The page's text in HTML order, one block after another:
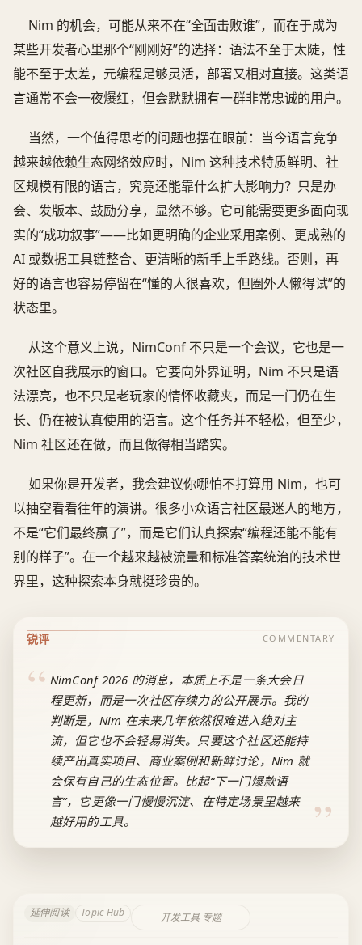
Nim 的机会，可能从来不在“全面击败谁”，而在于成为
某些开发者心里那个“刚刚好”的选择：语法不至于太陡，性
能不至于太差，元编程足够灵活，部署又相对直接。这类语
言通常不会一夜爆红，但会默默拥有一群非常忠诚的用户。
当然，一个值得思考的问题也摆在眼前：当今语言竞争
越来越依赖生态网络效应时，Nim 这种技术特质鲜明、社
区规模有限的语言，究竟还能靠什么扩大影响力？只是办
会、发版本、鼓励分享，显然不够。它可能需要更多面向现
实的“成功叙事”——比如更明确的企业采用案例、更成熟的
AI 或数据工具链整合、更清晰的新手上手路线。否则，再
好的语言也容易停留在“懂的人很喜欢，但圈外人懒得试”的
状态里。
从这个意义上说，NimConf 不只是一个会议，它也是一
次社区自我展示的窗口。它要向外界证明，Nim 不只是语
法漂亮，也不只是老玩家的情怀收藏夹，而是一门仍在生
长、仍在被认真使用的语言。这个任务并不轻松，但至少，
Nim 社区还在做，而且做得相当踏实。
如果你是开发者，我会建议你哪怕不打算用 Nim，也可
以抽空看看往年的演讲。很多小众语言社区最迷人的地方，
不是“它们最终赢了”，而是它们认真探索“编程还能不能有
别的样子”。在一个越来越被流量和标准答案统治的技术世
界里，这种探索本身就挺珍贵的。
锐评 COMMENTARY
NimConf 2026 的消息，本质上不是一条大会日
程更新，而是一次社区存续力的公开展示。我的
判断是，Nim 在未来几年依然很难进入绝对主
流，但它也不会轻易消失。只要这个社区还能持
续产出真实项目、商业案例和新鲜讨论，Nim 就
会保有自己的生态位置。比起“下一门爆款语
言”，它更像一门慢慢沉淀、在特定场景里越来
越好用的工具。
延伸阅读 Topic Hub 开发工具 专题